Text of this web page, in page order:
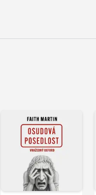
Přehrát
ukázku